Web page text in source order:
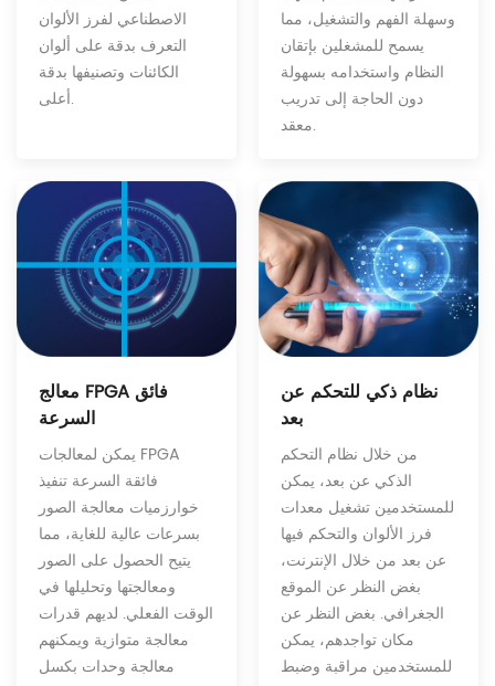
الاصطناعي لفرز الألوان
التعرف بدقة على ألوان
الكائنات وتصنيفها بدقة
أعلى.
وسهلة الفهم والتشغيل، مما
يسمح للمشغلين بإتقان
النظام واستخدامه بسهولة
دون الحاجة إلى تدريب
معقد.
معالج FPGA فائق
السرعة
يمكن لمعالجات FPGA
فائقة السرعة تنفيذ
خوارزميات معالجة الصور
بسرعات عالية للغاية، مما
يتيح الحصول على الصور
ومعالجتها وتحليلها في
الوقت الفعلي. لديهم قدرات
معالجة متوازية ويمكنهم
معالجة وحدات بكسل
نظام ذكي للتحكم عن
بعد
من خلال نظام التحكم
الذكي عن بعد، يمكن
للمستخدمين تشغيل معدات
فرز الألوان والتحكم فيها
عن بعد من خلال الإنترنت،
بغض النظر عن الموقع
الجغرافي. بغض النظر عن
مكان تواجدهم، يمكن
للمستخدمين مراقبة وضبط